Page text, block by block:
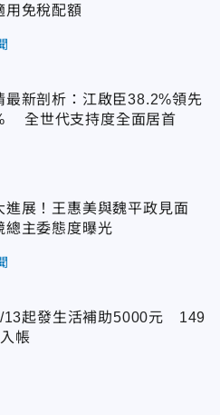
用免稅配額
最新剖析：江啟臣38.2%領先
全世代支持度全面居首
進展！王惠美與魏平政見面
主委態度曝光
13起發生活補助5000元 149
帳